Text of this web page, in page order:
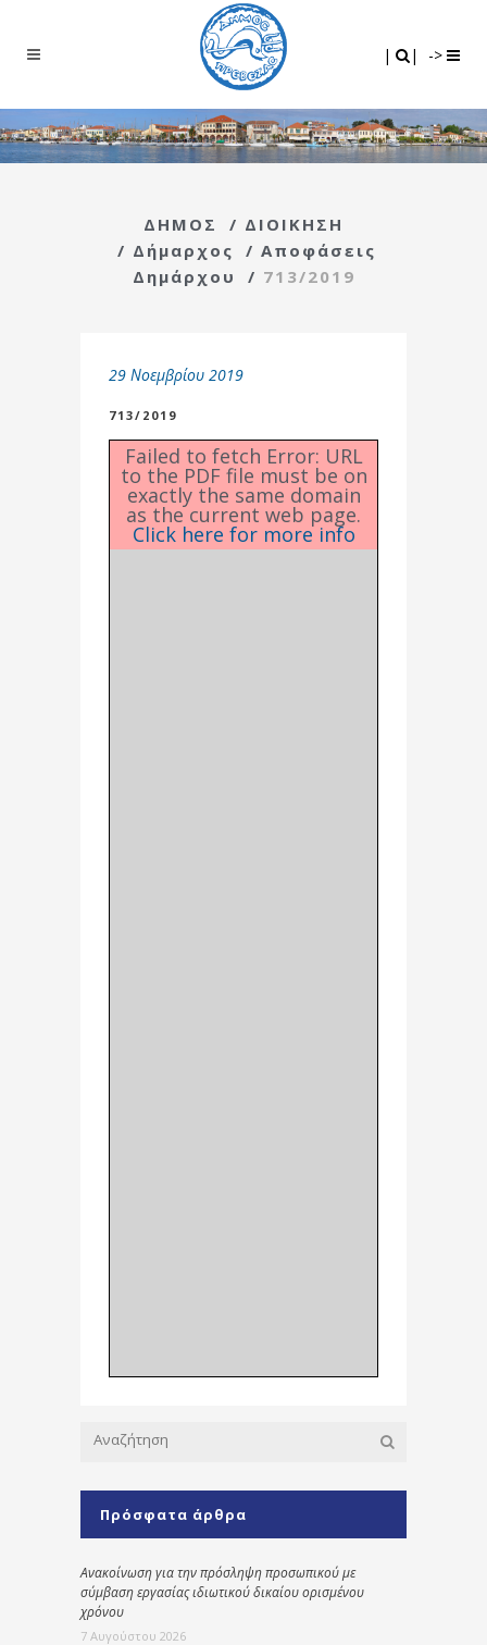
| | ->
ΔΗΜΟΣ / ΔΙΟΙΚΗΣΗ
/ Δήμαρχος / Αποφάσεις
Δημάρχου
/ 713/2019
29 Νοεμβρίου 2019
713/2019
Failed to fetch Error: URL
to the PDF file must be on
exactly the same domain
as the current web page.
Click here for more info
Πρόσφατα άρθρα
Ανακοίνωση για την πρόσληψη προσωπικού με
σύμβαση εργασίας ιδιωτικού δικαίου ορισμένου
χρόνου
7 Αυγούστου 2026